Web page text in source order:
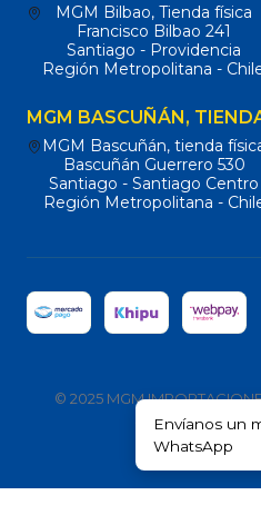
MGM Bilbao, Tienda física
Francisco Bilbao 241
Santiago - Providencia
Región Metropolitana -
MGM BASCUÑÁN,
MGM Bascuñán, tienda
Bascuñán Guerrero 530
Santiago - Santiago Centro
Región Metropolitana -
© 2025 MGM
Todos los
Envíanos un
WhatsApp